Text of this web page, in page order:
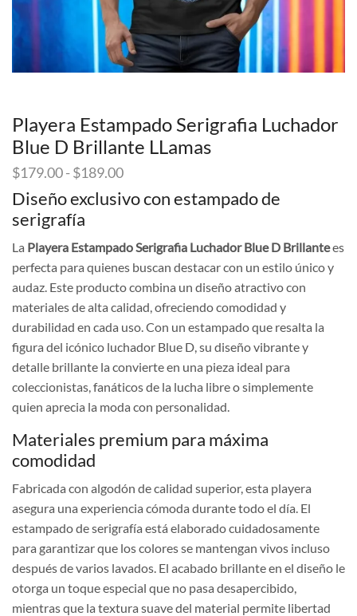
Playera Estampado Serigrafia Luchador
Blue D Brillante LLamas
$179.00-$189.00Rango
precios:
$179.00
hasta
$189.00
Diseño exclusivo con estampado de
serigrafía
La Playera Estampado Serigrafia Luchador Blue D Brillantees
perfecta para quienes buscan destacar con un estilo único y
audaz. Este producto combina un diseño atractivo con
materiales de alta calidad, ofreciendo comodidad y
durabilidad en cada uso. Con un estampado que resalta la
figura del icónico luchador Blue D, su diseño vibrante y
detalle brillante la convierte en una pieza ideal para
coleccionistas, fanáticos de la lucha libre o simplemente
quien aprecia la moda con personalidad.
Materiales premium para máxima
comodidad
Fabricada con algodón de calidad superior, esta playera
asegura una experiencia cómoda durante todo el día. El
estampado de serigrafía está elaborado cuidadosamente
para garantizar que los colores se mantengan vivos incluso
después de varios lavados. El acabado brillante en el diseño le
otorga un toque especial que no pasa desapercibido,
mientras que la textura suave del material permite libertad